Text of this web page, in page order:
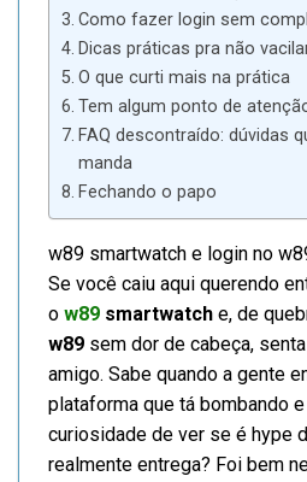
Como fazer login sem
Dicas práticas pra não
O que curti mais na prática
Tem algum ponto de
FAQ descontraído: dúvidas
manda
Fechando o papo
w89 smartwatch e login no
Se você caiu aqui querendo
o w89 smartwatch e, de
w89 sem dor de cabeça,
amigo. Sabe quando a gente
plataforma que tá bombando
curiosidade de ver se é hype
realmente entrega? Foi bem